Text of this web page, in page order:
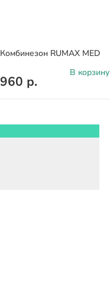
Комбинезон RUMAX MED
960 р.
В корзину